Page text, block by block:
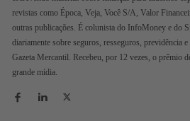
revistas como Época, Veja, Você S/A, Valor
outras publicações. É colunista do InfoMoney e do
diariamente sobre seguros, resseguros, previdência
Gazeta Mercantil. Recebeu, por 12 vezes, o prêmio
grande mídia.